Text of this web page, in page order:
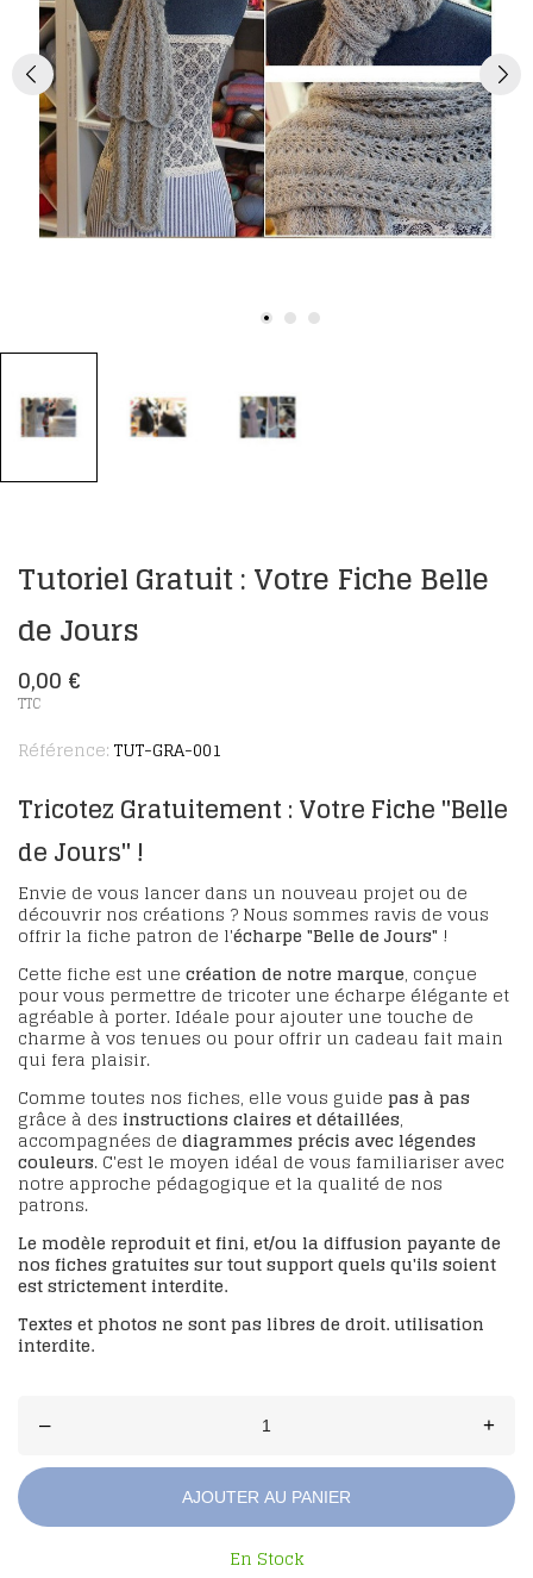
Tutoriel Gratuit : Votre Fiche Belle
de Jours
0,00 €
TTC
Référence: TUT-GRA-001
Tricotez Gratuitement : Votre Fiche "Belle
de Jours"!
Envie de vous lancer dans un nouveau projet ou de
découvrir nos créations ? Nous sommes ravis de vous
offrir la fiche patron de l'écharpe "Belle de Jours" !
Cette fiche est une création de notre marque, conçue
pour vous permettre de tricoter une écharpe élégante et
agréable à porter. Idéale pour ajouter une touche de
charme à vos tenues ou pour offrir un cadeau fait main
qui fera plaisir.
Comme toutes nos fiches, elle vous guide pas à pas
grâce à des instructions claires et détaillées,
accompagnées de diagrammes précis avec légendes
couleurs. C'est le moyen idéal de vous familiariser avec
notre approche pédagogique et la qualité de nos
patrons.
Le modèle reproduit et fini, et/ou la diffusion payante de
nos fiches gratuites sur tout support quels qu'ils soient
est strictement interdite.
Textes et photos ne sont pas libres de droit. utilisation
interdite.
– +
AJOUTER AU PANIER
En Stock